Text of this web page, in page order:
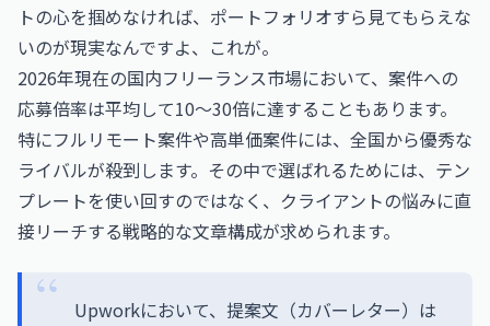
トの心を掴めなければ、ポートフォリオすら見てもらえな
いのが現実なんですよ、これが。
2026年現在の国内フリーランス市場において、案件への
応募倍率は平均して10〜30倍に達することもあります。
特にフルリモート案件や高単価案件には、全国から優秀な
ライバルが殺到します。その中で選ばれるためには、テン
プレートを使い回すのではなく、クライアントの悩みに直
接リーチする戦略的な文章構成が求められます。
Upworkにおいて、提案文（カバーレター）は